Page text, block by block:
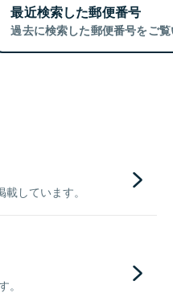
最近検索した郵便番号
過去に検索した郵便番号をご覧
しています。